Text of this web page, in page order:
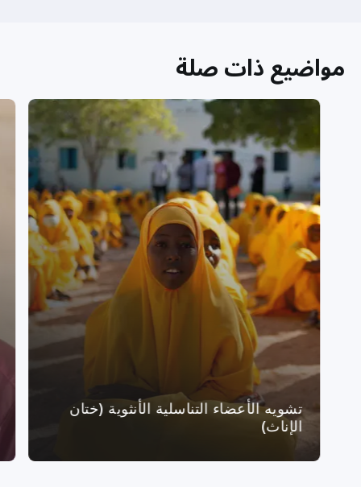
مواضيع ذات صلة
تشويه الأعضاء التناسلية الأنثوية (ختان
الإناث)